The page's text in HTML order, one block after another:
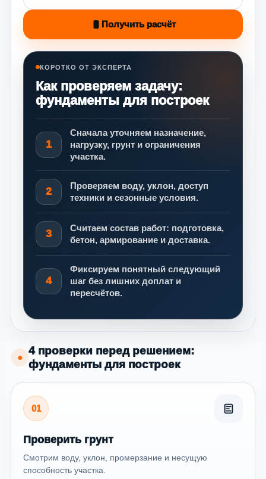
Получить расчёт
КОРОТКО ОТ ЭКСПЕРТА
Как проверяем задачу:
фундаменты для построек
1
Сначала уточняем назначение,
нагрузку, грунт и ограничения
участка.
2
Проверяем воду, уклон, доступ
техники и сезонные условия.
3
Считаем состав работ: подготовка,
бетон, армирование и доставка.
4
Фиксируем понятный следующий
шаг без лишних доплат и
пересчётов.
●
4 проверки перед решением:
фундаменты для построек
01
Проверить грунт
Смотрим воду, уклон, промерзание и несущую
способность участка.